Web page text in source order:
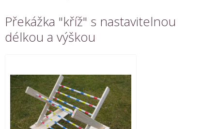
Překážka "kříž" s nastavitelnou
délkou a výškou